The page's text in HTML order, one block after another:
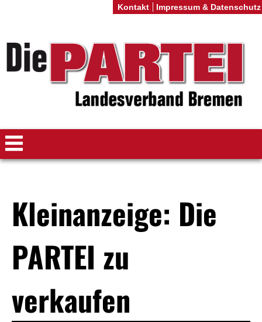
Kleinanzeige: Die
PARTEI zu
verkaufen
Kontakt Impressum & Datenschutz